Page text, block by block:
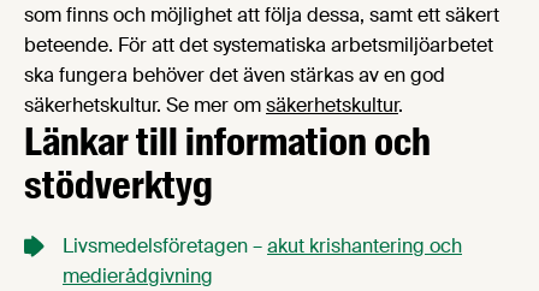
som finns och möjlighet att följa dessa, samt ett säkert
beteende. För att det systematiska arbetsmiljöarbetet
ska fungera behöver det även stärkas av en god
säkerhetskultur. Se mer omsäkerhetskultur.
Länkar till information och
stödverktyg
Livsmedelsföretagen –akut krishantering och
medierådgivning